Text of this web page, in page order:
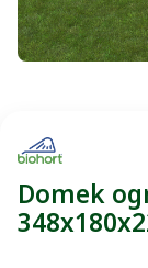
Domek